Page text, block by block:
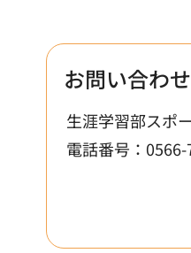
お問い合わせ
生涯学習部スポ
電話番号：